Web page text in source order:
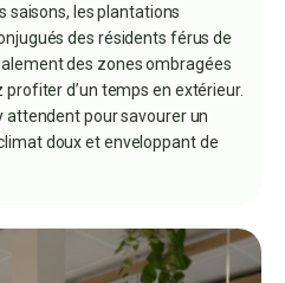
saisons, les plantations
des résidents férus de
des zones ombragées
d’un temps en extérieur.
attendent pour savourer un
doux et enveloppant de